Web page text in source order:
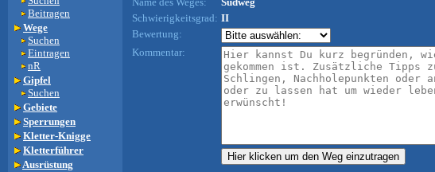
Beitragen
Wege
Suchen
Eintragen
nR
Gipfel
Suchen
Gebiete
Sperrungen
Kletter-Knigge
Kletterführer
Ausrüstung
Schwierigkeitsgrad: II
Bewertung:
Kommentar: